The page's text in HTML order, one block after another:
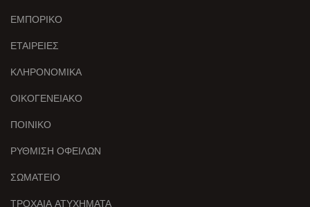
ΕΜΠΟΡΙΚΟ
ΕΤΑΙΡΕΙΕΣ
ΚΛΗΡΟΝΟΜΙΚΑ
ΟΙΚΟΓΕΝΕΙΑΚΟ
ΠΟΙΝΙΚΟ
ΡΥΘΜΙΣΗ ΟΦΕΙΛΩΝ
ΣΩΜΑΤΕΙΟ
ΤΡΟΧΑΙΑ ΑΤΥΧΗΜΑΤΑ